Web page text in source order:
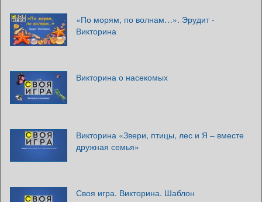
«По морям, по волнам…». Эрудит -
Викторина
Викторина о насекомых
Викторина «Звери, птицы, лес и Я – вместе
дружная семья»
Своя игра. Викторина. Шаблон